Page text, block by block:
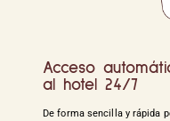
Acceso
al hotel 24/7
De forma sencilla y rápida